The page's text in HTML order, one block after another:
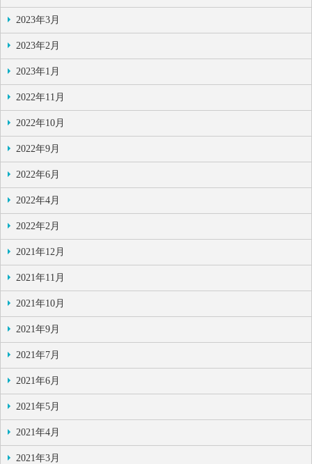
2023年3月
2023年2月
2023年1月
2022年11月
2022年10月
2022年9月
2022年6月
2022年4月
2022年2月
2021年12月
2021年11月
2021年10月
2021年9月
2021年7月
2021年6月
2021年5月
2021年4月
2021年3月